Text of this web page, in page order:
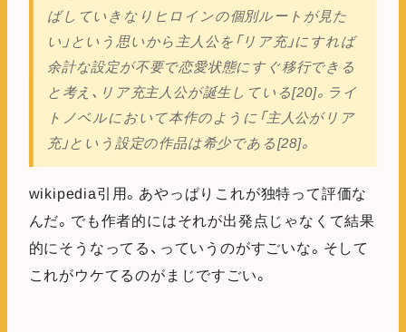
ばしていきなりヒロインの個別ルートが見た
い」という思いから主人公を「リア充」にすれば
余計な設定が不要で恋愛状態にすぐ移行できる
と考え、リア充主人公が誕生している[20]。ライ
トノベルにおいて本作のように「主人公がリア
充」という設定の作品は希少である[28]。
wikipedia引用。あやっぱりこれが独特って評価な
んだ。でも作者的にはそれが出発点じゃなくて結果
的にそうなってる、っていうのがすごいな。そして
これがウケてるのがまじですごい。